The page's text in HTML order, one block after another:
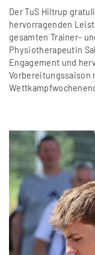
Der TuS Hiltrup
hervorragenden
gesamten Trainer-
Physiotherapeutin
Engagement und
Vorbereitungssaison